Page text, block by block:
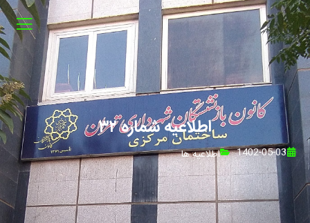
اطلاعیه شماره ۳۲
1402-05-03 اطلاعیه ها